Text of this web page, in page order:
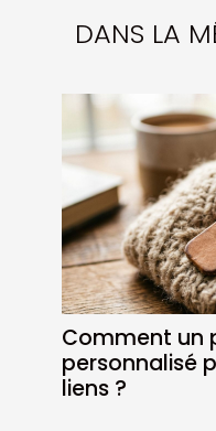
DANS LA
Comment un
personnalisé
liens ?